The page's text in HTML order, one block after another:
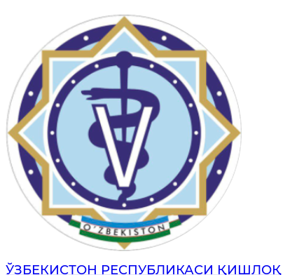
ЎЗБЕКИСТОН РЕСПУБЛИКАСИ ҚИШЛОҚ